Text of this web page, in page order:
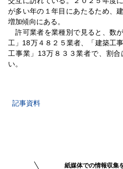
が多い年の１年目にあたるため、
増加傾向にある。
許可業者を業種別で見ると、数
工」18万４８２５業者、「建築工
工事業」13万８３３業者で、割
い。
記事資料
紙媒体での情報収集